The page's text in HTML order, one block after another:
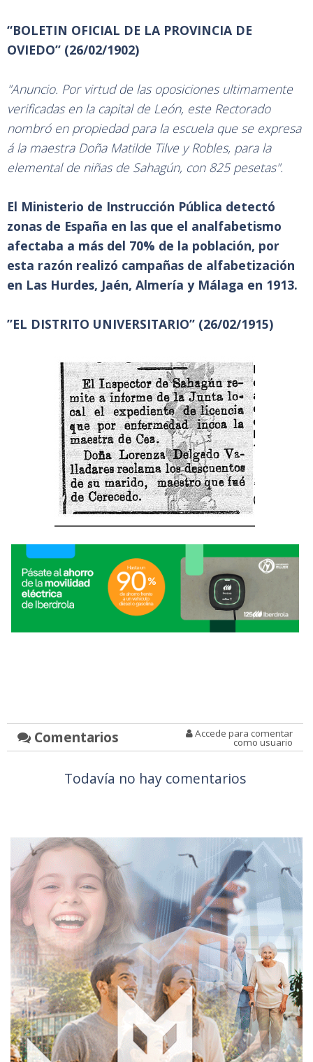
“BOLETIN OFICIAL DE LA PROVINCIA DE
OVIEDO” (26/02/1902)
"Anuncio. Por virtud de las oposiciones ultimamente
verificadas en la capital de León, este Rectorado
nombró en propiedad para la escuela que se expresa
á la maestra Doña Matilde Tilve y Robles, para la
elemental de niñas de Sahagún, con 825 pesetas".
El Ministerio de Instrucción Pública detectó
zonas de España en las que el analfabetismo
afectaba a más del 70% de la población, por
esta razón realizó campañas de alfabetización
en Las Hurdes, Jaén, Almería y Málaga en 1913.
”EL DISTRITO UNIVERSITARIO” (26/02/1915)
Comentarios Accede para comentar
como usuario
Todavía no hay comentarios